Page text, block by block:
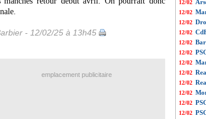
- 12/02/25 à 13h45
12/02
12/02
12/02
12/02
12/02
12/02
12/02
12/02
12/02
12/02
12/02
12/02
emplacement publicitaire